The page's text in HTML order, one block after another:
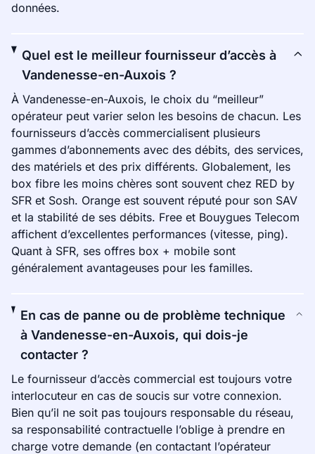
données.
Quel est le meilleur fournisseur d’accès à
Vandenesse-en-Auxois ?
À Vandenesse-en-Auxois, le choix du “meilleur”
opérateur peut varier selon les besoins de chacun. Les
fournisseurs d’accès commercialisent plusieurs
gammes d’abonnements avec des débits, des services,
des matériels et des prix différents. Globalement, les
box fibre les moins chères sont souvent chez RED by
SFR et Sosh. Orange est souvent réputé pour son SAV
et la stabilité de ses débits. Free et Bouygues Telecom
affichent d’excellentes performances (vitesse, ping).
Quant à SFR, ses offres box + mobile sont
généralement avantageuses pour les familles.
En cas de panne ou de problème technique
à Vandenesse-en-Auxois, qui dois-je
contacter ?
Le fournisseur d’accès commercial est toujours votre
interlocuteur en cas de soucis sur votre connexion.
Bien qu’il ne soit pas toujours responsable du réseau,
sa responsabilité contractuelle l’oblige à prendre en
charge votre demande (en contactant l’opérateur